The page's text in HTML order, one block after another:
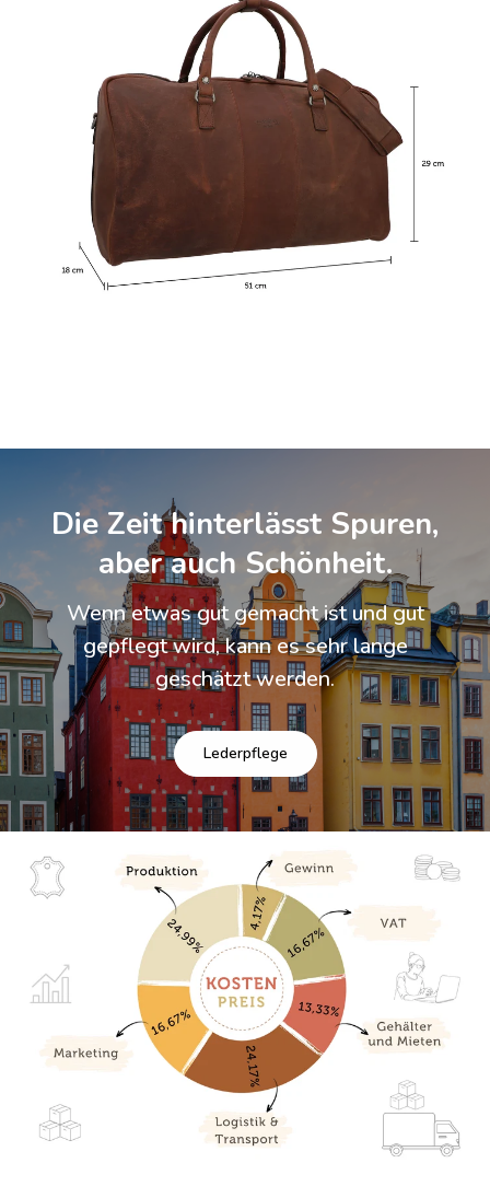
Die Zeit hinterlässt Spuren,
aber auch Schönheit.
Wenn etwas gut gemacht ist und gut
gepflegt wird, kann es sehr lange
geschätzt werden.
Lederpflege